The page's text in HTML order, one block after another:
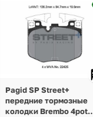
Pagid SP Street+
передние тормозные
колодки Brembo 4pot